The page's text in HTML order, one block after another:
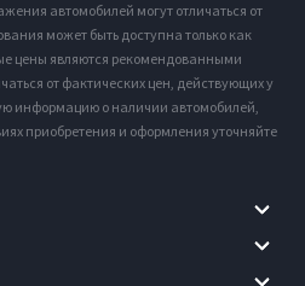
автомобилей могут отличаться от
может быть доступна только как
цены являются рекомендованными
от фактических цен, действующих у
информацию о наличии автомобилей,
приобретения и оформления уточняйте